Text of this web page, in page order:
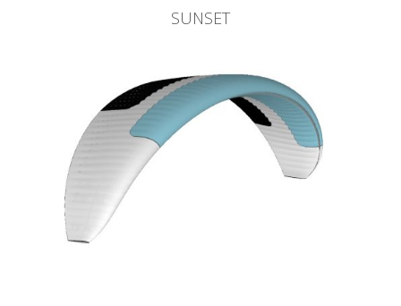
SUNSET